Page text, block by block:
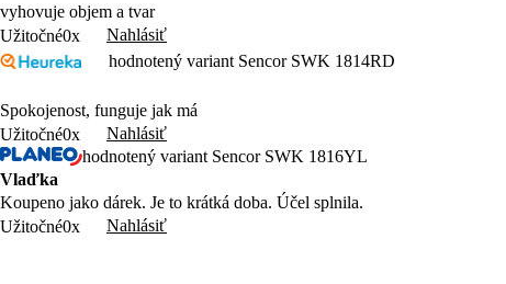
vyhovuje objem a tvar
Užitočné0x
Nahlásiť
hodnotený variant Sencor SWK 1814RD
Spokojenost, funguje jak má
Užitočné0x
Nahlásiť
hodnotený variant Sencor SWK 1816YL
Vlaďka
Koupeno jako dárek. Je to krátká doba. Účel splnila.
Užitočné0x
Nahlásiť